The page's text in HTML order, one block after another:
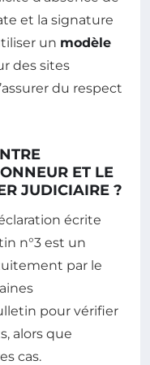
et la signature
un modèle
des sites
du respect
ET LE
JUDICIAIRE ?
écrite
n°3 est un
par le
pour vérifier
alors que
cas.